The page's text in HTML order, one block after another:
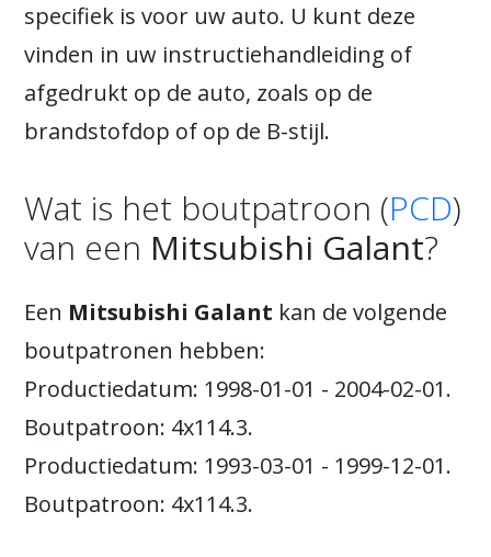
specifiek is voor uw auto. U kunt deze
vinden in uw instructiehandleiding of
afgedrukt op de auto, zoals op de
brandstofdop of op de B-stijl.
Wat is het boutpatroon (PCD)
van een Mitsubishi Galant?
Een Mitsubishi Galant kan de volgende
boutpatronen hebben:
Productiedatum: 1998-01-01 - 2004-02-01.
Boutpatroon: 4x114.3.
Productiedatum: 1993-03-01 - 1999-12-01.
Boutpatroon: 4x114.3.